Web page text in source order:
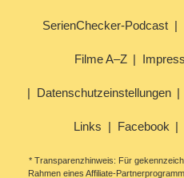
SerienChecker-Podcast
Filme A–Z
Datenschutzeinstellungen
Links Facebook
* Transparenzhinweis: Für
Rahmen eines Affiliate-